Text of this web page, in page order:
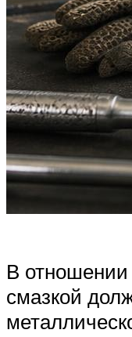
В отношении
смазкой